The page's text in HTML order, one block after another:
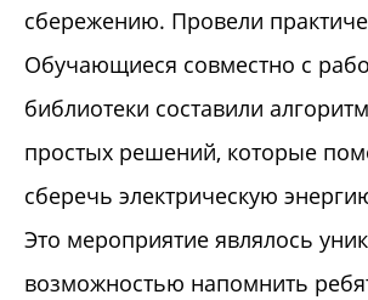
сбережению. Провели
Обучающиеся совместно с
библиотеки составили
простых решений, которые
сберечь электрическую
Это мероприятие являлось
возможностью напомнить